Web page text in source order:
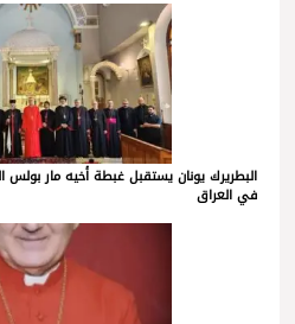
البطريرك يونان يستقبل غبطة أخيه مار بولس
في العراق